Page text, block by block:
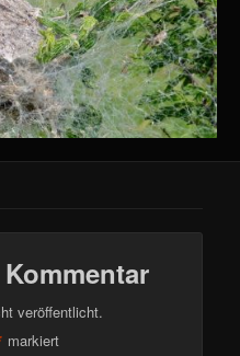
veröffentlicht.
markiert